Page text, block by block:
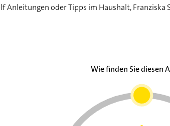
Anleitungen oder Tipps im Haushalt,
Wie finden Sie diesen